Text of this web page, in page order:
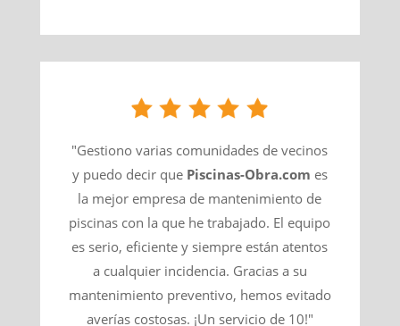
"Gestiono varias comunidades de vecinos
y puedo decir que Piscinas-Obra.com es
la mejor empresa de mantenimiento de
piscinas con la que he trabajado. El equipo
es serio, eficiente y siempre están atentos
a cualquier incidencia. Gracias a su
mantenimiento preventivo, hemos evitado
averías costosas. ¡Un servicio de 10!"